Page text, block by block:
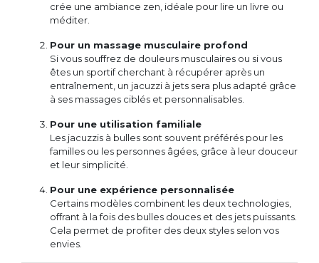
crée une ambiance zen, idéale pour lire un livre ou
méditer.
Pour un massage musculaire profond
Si vous souffrez de douleurs musculaires ou si vous
êtes un sportif cherchant à récupérer après un
entraînement, un jacuzzi à jets sera plus adapté grâce
à ses massages ciblés et personnalisables.
Pour une utilisation familiale
Les jacuzzis à bulles sont souvent préférés pour les
familles ou les personnes âgées, grâce à leur douceur
et leur simplicité.
Pour une expérience personnalisée
Certains modèles combinent les deux technologies,
offrant à la fois des bulles douces et des jets puissants.
Cela permet de profiter des deux styles selon vos
envies.